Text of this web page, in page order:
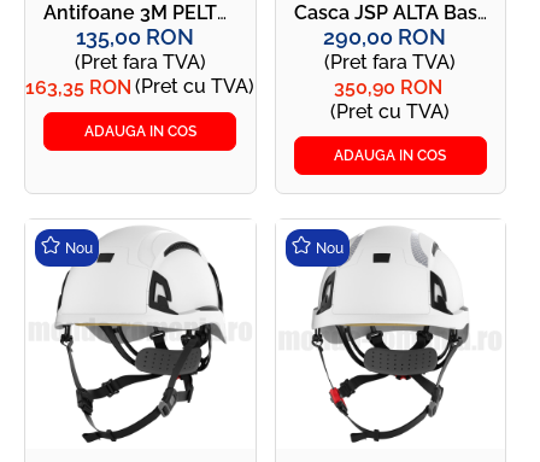
Antifoane 3M PELTOR X1P3 cu montare pe casca
135,00 RON
(Pret fara TVA)
163,35 RON (Pret cu TVA)
ADAUGA IN COS
Casca JSP ALTA Baseworker ARB170-001-600 orange
290,00 RON
(Pret fara TVA)
350,90 RON
(Pret cu TVA)
ADAUGA IN COS
Nou Nou